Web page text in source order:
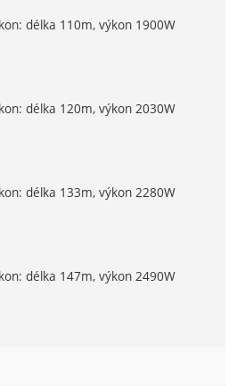
délka 110m, výkon 1900W
délka 120m, výkon 2030W
délka 133m, výkon 2280W
délka 147m, výkon 2490W